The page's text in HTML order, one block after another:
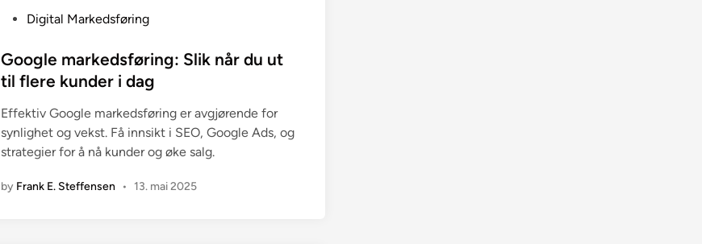
s
t
d
i
n
Digital Markedsføring
Google markedsføring: Slik når du ut
til flere kunder i dag
Effektiv Google markedsføring er avgjørende for
synlighet og vekst. Få innsikt i SEO, Google Ads, og
strategier for å nå kunder og øke salg.
by Frank E. Steffensen • 13. mai 2025